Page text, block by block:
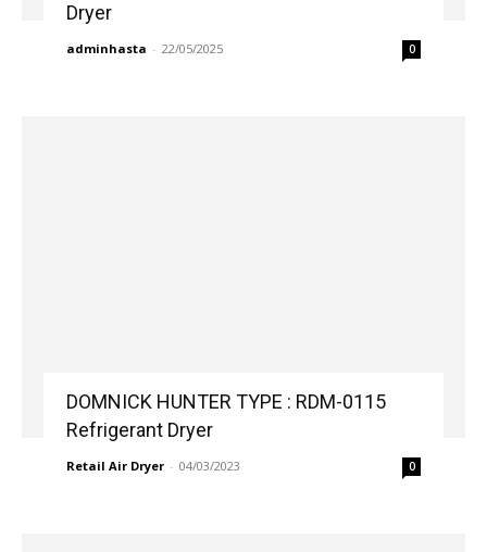
Dryer
adminhasta - 22/05/2025 0
DOMNICK HUNTER TYPE : RDM-0115
Refrigerant Dryer
Retail Air Dryer - 04/03/2023 0